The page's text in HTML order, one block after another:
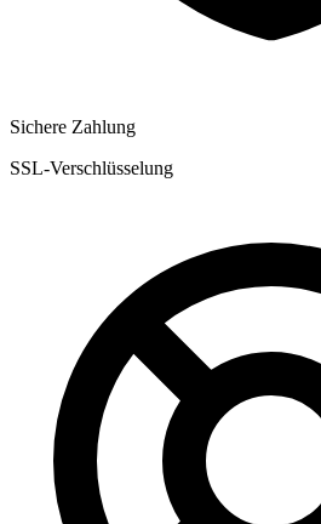
Sichere Zahlung
SSL-Verschlüsselung